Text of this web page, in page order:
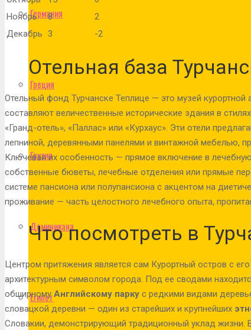
Германия
Греция
Грузия
Доминикана
Египет
Ноябрь
8
2
Декабрь 3 -2
Отельная база
Отельный фонд Турчанске Теплице — это музей
составляют величественные исторические здания в
«Гранд-отель», «Паллас» или «Курхаус». Эти отели
лепниной, деревянными панелями и винтажной мебелью,
Ключевая их особенность — прямое включение в
собственные бюветы, лечебные отделения или прямые
системе пансиона или полупансиона с акцентом на
проживание — часть целостного лечебного опыта,
Что посмотреть в
Центром притяжения является сам Курортный остров с
архитектурным символом города. Под ее сводами
обширномуАнглийскому парку с редкими видами
словацкой деревни — один из старейших и крупнейших
Словакии, демонстрирующий традиционный уклад жизни.